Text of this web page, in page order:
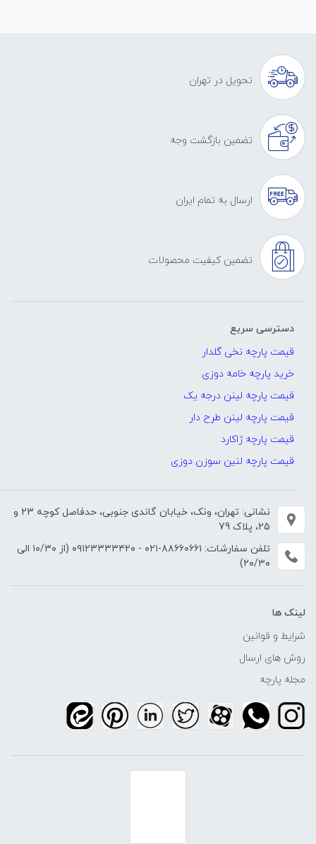
تحویل در تهران
تضمین بازگشت وجه
ارسال به تمام ایران
تضمین کیفیت محصولات
دسترسی سریع
قیمت پارچه نخی گلدار
خرید پارچه خامه دوزی
قیمت پارچه لینن درجه یک
قیمت پارچه لینن طرح دار
قیمت پارچه ژاکارد
قیمت پارچه لنین سوزن دوزی
نشانی: تهران، ونک، خیابان گاندی جنوبی، حدفاصل کوچه 23 و
25، پلاک 79
تلفن سفارشات: ۸۸۶۶۰۶۶۱-۰۲۱ - ۰۹۱۲۳۳۳۳۴۲۰
(از ۱۰/۳۰ الی
۲۰/۳۰)
لینک ها
شرایط و قوانین
روش های ارسال
مجله پارچه